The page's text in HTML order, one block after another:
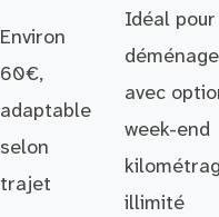
Environ
60€,
adaptable
selon
trajet
Idéal pour
avec
week-end
illimité